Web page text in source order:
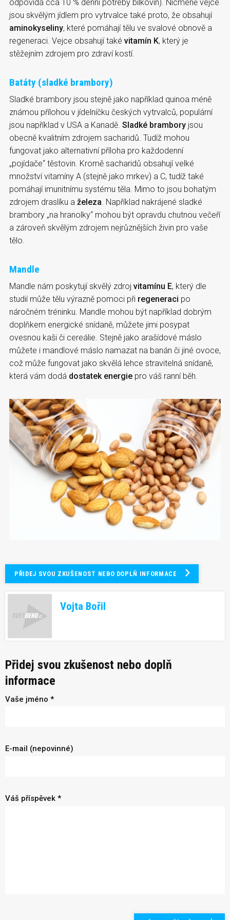
odpovídá cca 10 % denní potřeby bílkovin). Nicméně vejce
jsou skvělým jídlem pro vytrvalce také proto, že obsahují
aminokyseliny, které pomáhají tělu ve svalové obnově a
regeneraci. Vejce obsahují také vitamín K, který je
stěžejním zdrojem pro zdraví kostí.
Batáty (sladké brambory)
Sladké brambory jsou stejně jako například quinoa méně
známou přílohou v jídelníčku českých vytrvalců, populární
jsou například v USA a Kanadě. Sladké brambory jsou
obecně kvalitním zdrojem sacharidů. Tudíž mohou
fungovat jako alternativní příloha pro každodenní
„pojídače“ těstovin. Kromě sacharidů obsahují velké
množství vitamíny A (stejně jako mrkev) a C, tudíž také
pomáhají imunitnímu systému těla. Mimo to jsou bohatým
zdrojem draslíku a železa . Například nakrájené sladké
brambory „na hranolky“ mohou být opravdu chutnou večeří
a zároveň skvělým zdrojem nejrůznějších živin pro vaše
tělo.
Mandle
Mandle nám poskytují skvělý zdroj vitamínu E, který dle
studií může tělu výrazně pomoci při regeneraci po
náročném tréninku. Mandle mohou být například dobrým
doplňkem energické snídaně, můžete jimi posypat
ovesnou kaši či cereálie. Stejně jako arašídové máslo
můžete i mandlové máslo namazat na banán či jiné ovoce,
což může fungovat jako skvělá lehce stravitelná snídaně,
která vám dodá dostatek energie pro váš ranní běh.
PŘIDEJ SVOU ZKUŠENOST NEBO DOPLŇ INFORMACE
Vojta Bořil
Přidej svou zkušenost nebo doplň
informace
Vaše jméno *
E-mail (nepovinné)
Váš příspěvek *